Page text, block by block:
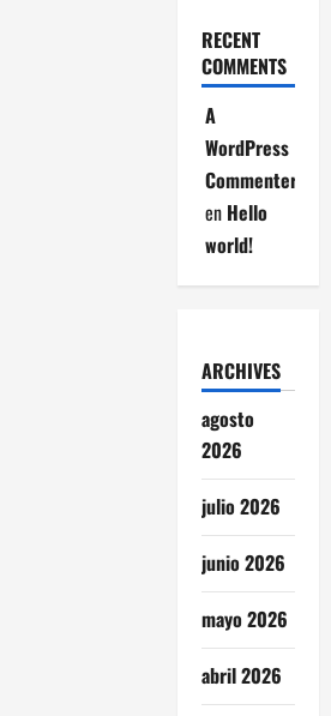
RECENT
COMMENTS
A
WordPress
Commenter
en Hello
world!
ARCHIVES
agosto
2026
julio 2026
junio 2026
mayo 2026
abril 2026